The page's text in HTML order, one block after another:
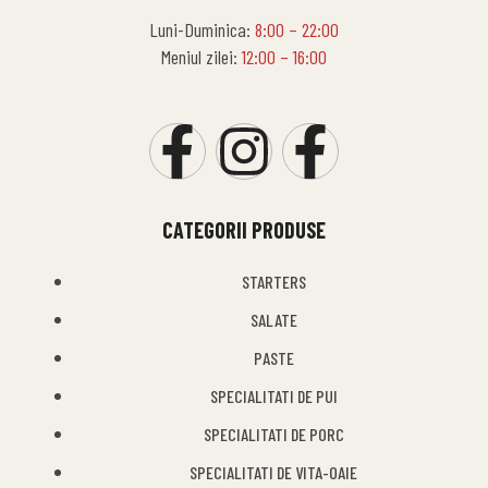
CATEGORII PRODUSE
STARTERS
SALATE
PASTE
SPECIALITATI DE PUI
SPECIALITATI DE PORC
SPECIALITATI DE VITA-OAIE
Luni-Duminica: 8:00 – 22:00
Meniul zilei:12:00 – 16:00